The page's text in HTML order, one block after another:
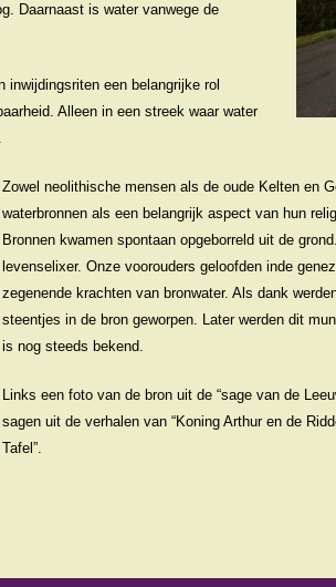
Daarnaast is water vanwege de
een belangrijke rol
Alleen in een streek waar water
Zowel neolithische mensen als de oude Kelten en
waterbronnen als een belangrijk aspect van hun
Bronnen kwamen spontaan opgeborreld uit de
levenselixer. Onze voorouders geloofden inde
zegenende krachten van bronwater. Als dank
steentjes in de bron geworpen. Later werden dit
is nog steeds bekend.
Links een foto van de bron uit de “sage van de
sagen uit de verhalen van “Koning Arthur en de
Tafel”.